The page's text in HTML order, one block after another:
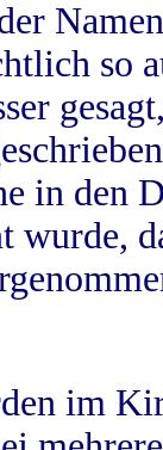
so
in
wurde,
im